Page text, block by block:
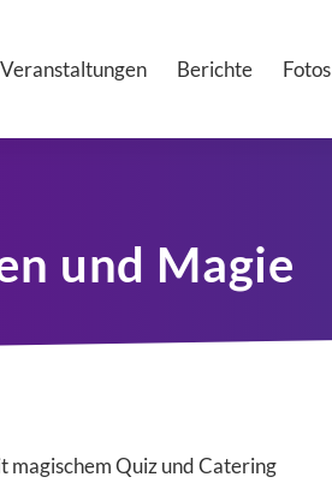
Veranstaltungen Berichte Fotos
und Magie
magischem Quiz und Catering